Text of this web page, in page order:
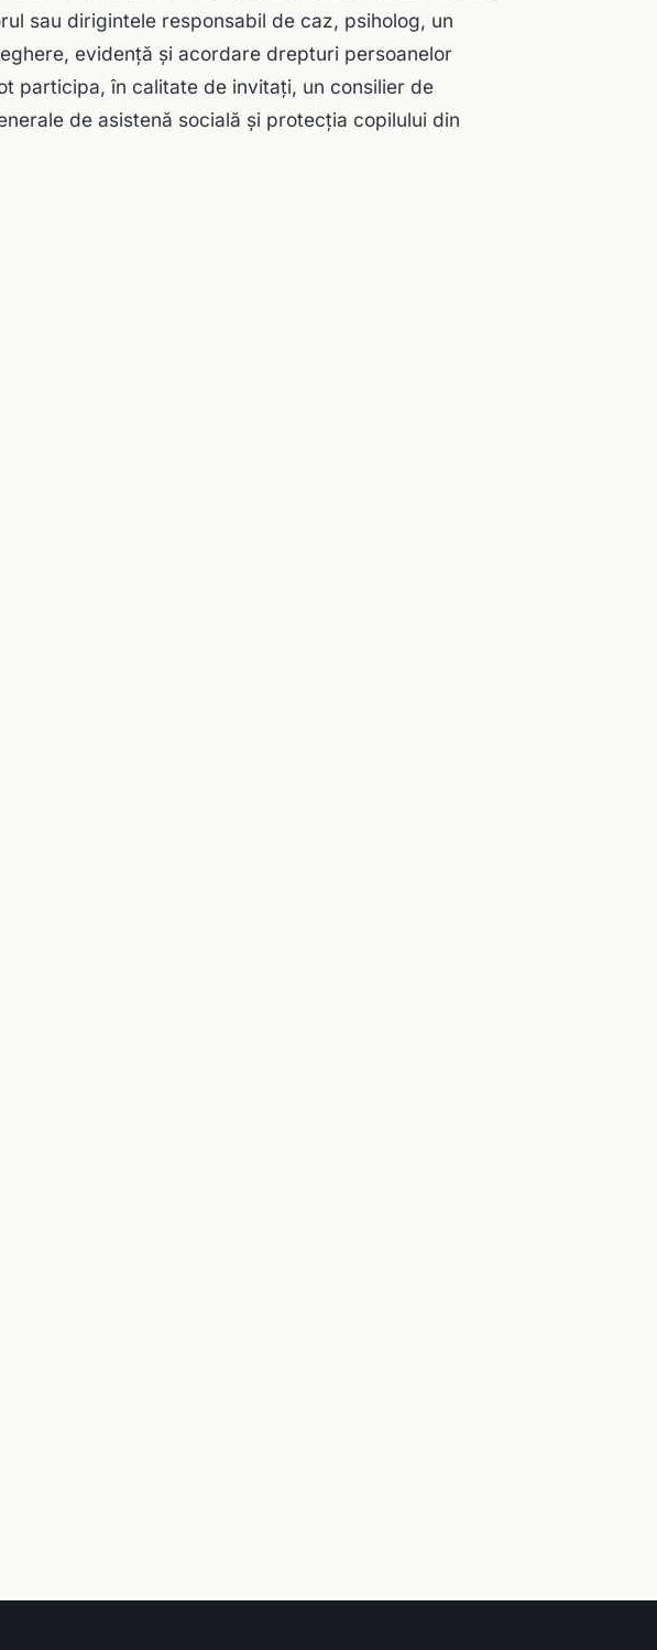
sau dirigintele responsabil de caz, psiholog, un
evidenţă şi acordare drepturi persoanelor
participa, în calitate de invitaţi, un consilier de
de asistenă socială şi protecţia copilului din